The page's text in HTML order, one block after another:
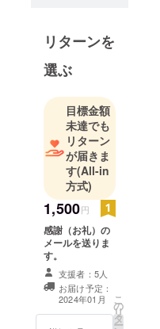
然が好きか
嫌いかとい
えば好きな
の国の須坂
に移住しま
した。
須坂市で
は、農業と
チャイと草
刈りの3つの
軸で活動し
ています。
農業では耕
作放棄地の
利活用に向
け、ひまわ
リターンを
選ぶ
目標金額
未達でも
リターン
が届きま
す(All-in
方式)
1,500円
感謝（お礼）の
メールを送りま
す。
支援者：5人
お届け予定：
2024年01月
こ
の
リ
タ
ー